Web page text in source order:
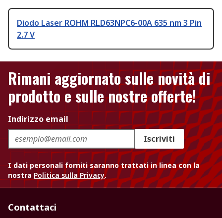
Diodo Laser ROHM RLD63NPC6-00A 635 nm 3 Pin
2.7 V
Rimani aggiornato sulle novità di
prodotto e sulle nostre offerte!
Indirizzo email
Iscriviti
I dati personali forniti saranno trattati in linea con la
nostra Politica sulla Privacy.
Contattaci